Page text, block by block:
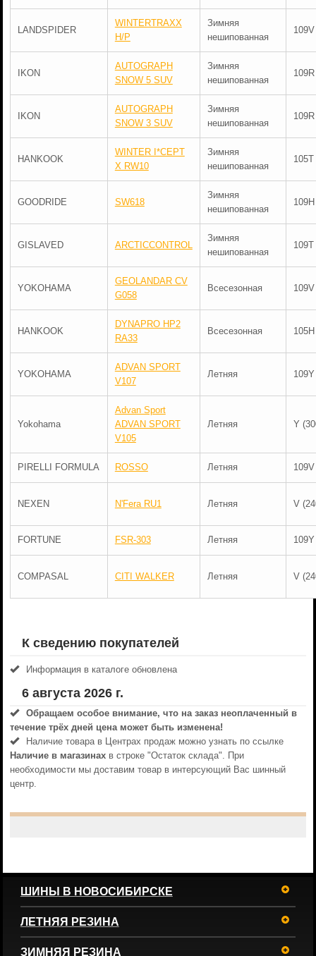
LANDSPIDER
WINTERTRAXX
H/P
Зимняя
нешипованная
109V
IKON
AUTOGRAPH
SNOW 5 SUV
Зимняя
нешипованная
109R
IKON
AUTOGRAPH
SNOW 3 SUV
Зимняя
нешипованная
109R
HANKOOK
WINTER I*CEPT
X RW10
Зимняя
нешипованная
105T
GOODRIDE SW618
Зимняя
нешипованная
109H
GISLAVED ARCTICCONTROL
Зимняя
нешипованная
109T
YOKOHAMA
GEOLANDAR CV
G058
Всесезонная 109V
HANKOOK
DYNAPRO HP2
RA33
Всесезонная 105H
YOKOHAMA
ADVAN SPORT
V107
Летняя 109Y
Yokohama
Advan Sport
ADVAN SPORT
V105
Летняя Y
PIRELLI FORMULA ROSSO Летняя 109V
NEXEN N'Fera RU1 Летняя V
FORTUNE FSR-303 Летняя 109Y
COMPASAL CITI WALKER Летняя V
К сведению покупателей
Информация в каталоге обновлена
6 августа 2026 г.
Обращаем особое внимание, что на заказ неоплаченный в
течениe трёх дней цена может быть изменена!
Наличие товара в Центрах продаж можно узнать по ссылке
Наличие в магазинахв строке "Остаток склада". При
необходимости мы доставим товар в интерсующий Вас шинный
центр.
ШИНЫ В НОВОСИБИРСКЕ
ЛЕТНЯЯ РЕЗИНА
ЗИМНЯЯ РЕЗИНА